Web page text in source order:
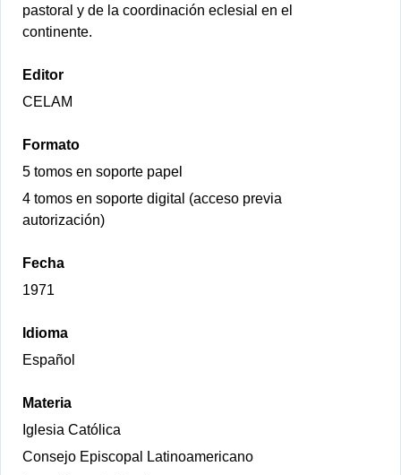
pastoral y de la coordinación eclesial en el
continente.
Editor
CELAM
Formato
5 tomos en soporte papel
4 tomos en soporte digital (acceso previa
autorización)
Fecha
1971
Idioma
Español
Materia
Iglesia Católica
Consejo Episcopal Latinoamericano